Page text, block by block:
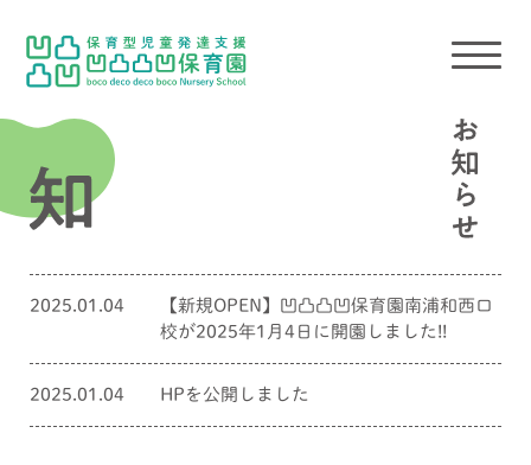
2025.01.04
【新規OPEN】凹凸凸凹保育園南浦和西口
校が2025年1月4日に開園しました!!
2025.01.04 HPを公開しました